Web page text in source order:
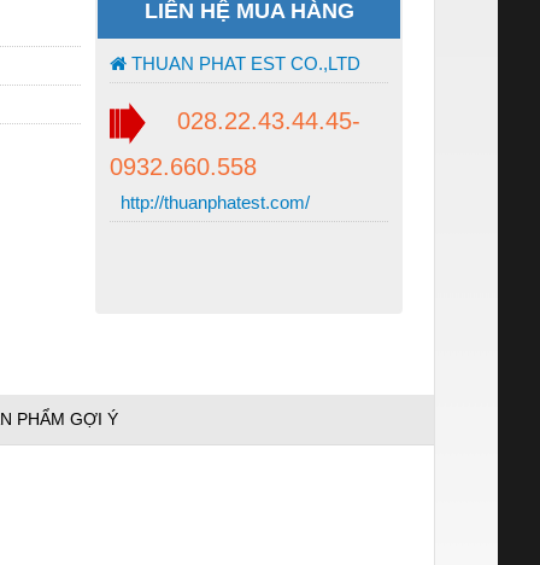
LIÊN HỆ MUA HÀNG
THUAN PHAT EST CO.,LTD
028.22.43.44.45-
0932.660.558
http://thuanphatest.com/
PHẨM GỢI Ý